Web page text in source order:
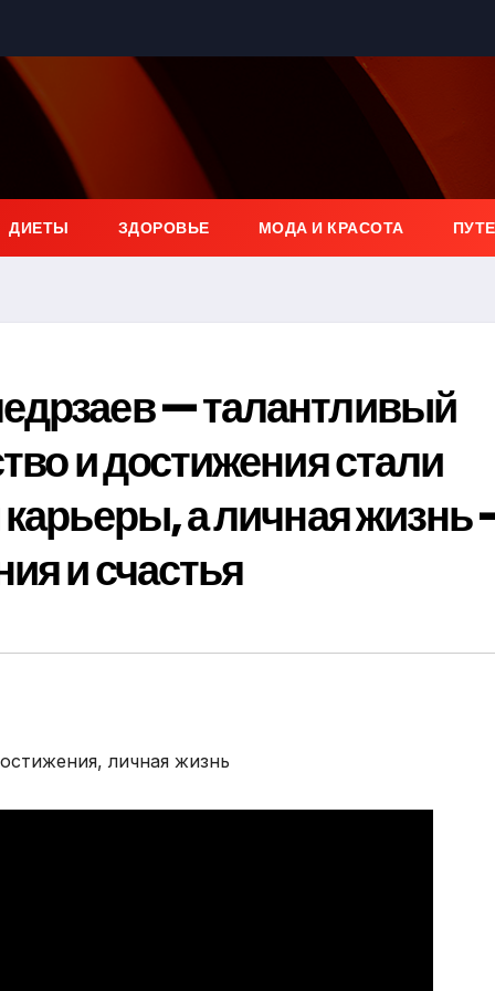
ДИЕТЫ ЗДОРОВЬЕ МОДА И КРАСОТА
— талантливый
и достижения стали
а личная жизнь
и счастья